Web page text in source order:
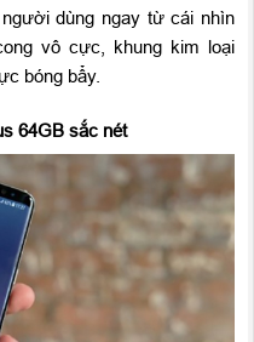
dùng ngay từ cái nhìn
vô cực, khung kim loại
bóng bẩy.
64GB sắc nét